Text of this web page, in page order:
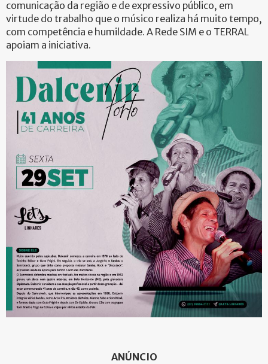
comunicação da região e de expressivo público, em
virtude do trabalho que o músico realiza há muito tempo,
com competência e humildade. A Rede SIM e o TERRAL
apoiam a iniciativa.
ANÚNCIO